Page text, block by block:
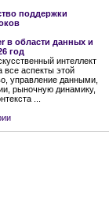
поддержки
в области данных и
год
интеллект
все аспекты этой
управление данными,
рыночную динамику,
...